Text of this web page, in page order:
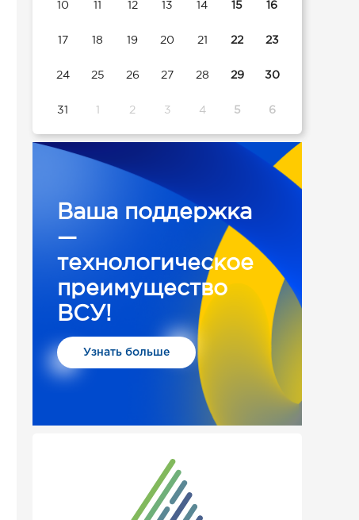
10 11 12 13 14 15 16
17 18 19 20 21 22 23
24 25 26 27 28 29 30
31 1 2 3 4 5 6
Ваша поддержка
—
технологическое
преимущество
ВСУ!
Узнать больше